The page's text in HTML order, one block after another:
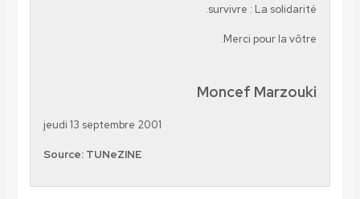
survivre : La solidarité.
Merci pour la vôtre.
Moncef Marzouki
jeudi 13 septembre 2001
Source: TUNeZINE